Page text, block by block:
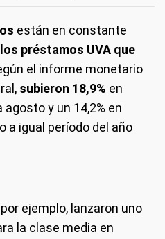
están en constante
los préstamos UVA que
el informe monetario
subieron 18,9% en
y un 14,2% en
a igual período del año
por ejemplo, lanzaron uno
la clase media en